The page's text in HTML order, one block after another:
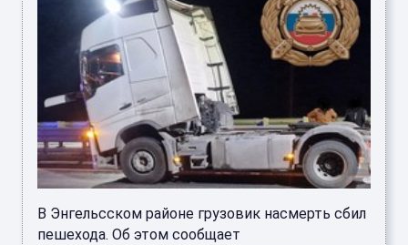
В Энгельсском районе грузовик насмерть сбил
пешехода. Об этом сообщает